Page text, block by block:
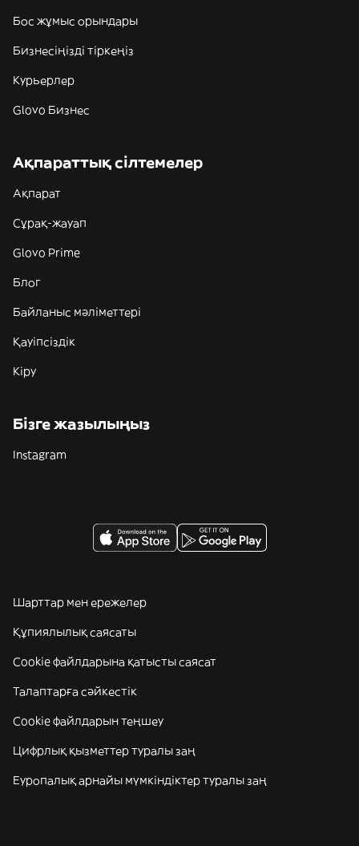
Бос жұмыс орындары
Бизнесіңізді тіркеңіз
Курьерлер
Glovo Бизнес
Ақпараттық сілтемелер
Ақпарат
Сұрақ-жауап
Glovo Prime
Блог
Байланыс мәліметтері
Қауіпсіздік
Кіру
Бізге жазылыңыз
Instagram
Шарттар мен ережелер
Құпиялылық саясаты
Cookie файлдарына қатысты саясат
Талаптарға сәйкестік
Cookie файлдарын теңшеу
Цифрлық қызметтер туралы заң
Еуропалық арнайы мүмкіндіктер туралы заң